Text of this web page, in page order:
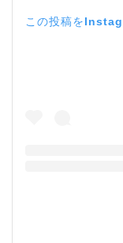
この投稿を